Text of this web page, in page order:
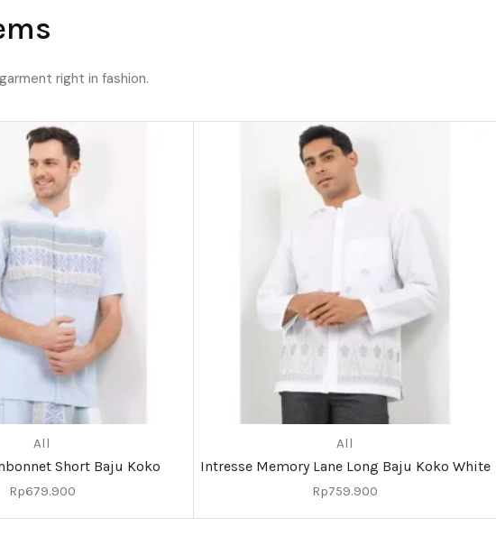
right in fashion.
All
Short Baju Koko
Rp679.900
All
Intresse Memory Lane Long Baju Koko White
Rp759.900